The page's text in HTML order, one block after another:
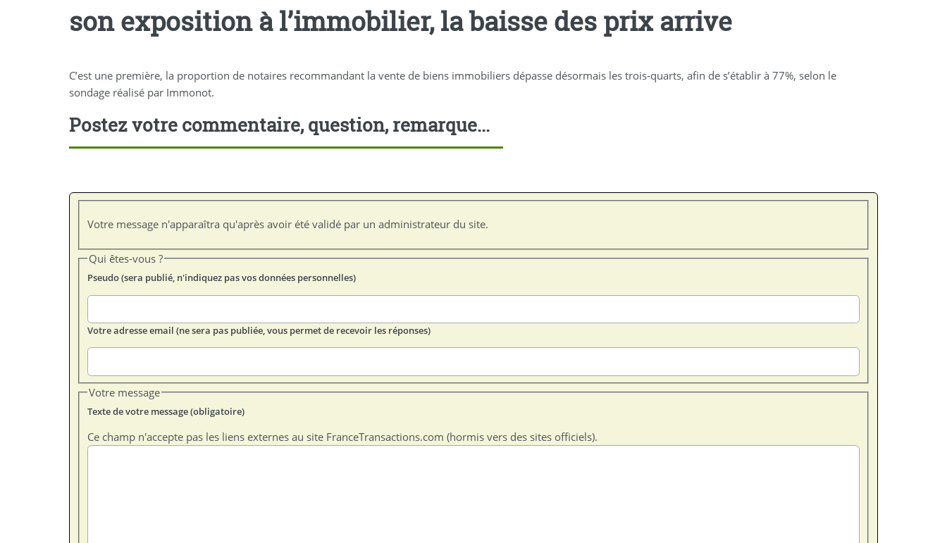
son exposition à l’immobilier, la baisse des prix arrive
C’est une première, la proportion de notaires recommandant la vente de biens immobiliers dépasse désormais les trois-quarts, afin de s’établir à 77%, selon le
sondage réalisé par Immonot.
Postez votre commentaire, question, remarque...
Votre message n'apparaîtra qu'après avoir été validé par un administrateur du site.
Qui êtes-vous ?
Pseudo (sera publié, n'indiquez pas vos données personnelles)
Votre adresse email (ne sera pas publiée, vous permet de recevoir les réponses)
Votre message
Texte de votre message (obligatoire)
Ce champ n'accepte pas les liens externes au site FranceTransactions.com (hormis vers des sites officiels).